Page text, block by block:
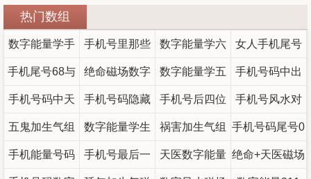
线
后真正起作用
的东西
医越多越好
吗？吉星也有 代表什么？数
字能量学深度
机号码中凶星
数字该如何调
热门数组
数字能量学手
机号码风水
手机号里那些
吸财与守财的
四位组合
数字能量学六
煞磁场，手机
号码是六煞能
量组合
女人手机尾号
的取舍 财运与
婚姻之间那条
容易被忽略的
线
手机尾号68与
婚姻运 数字背
后真正起作用
的东西
绝命磁场数字
介绍
数字能量学五
鬼磁场怎么化
解
手机号码中出
现104和607，
意味着什么？
手机号码中天
医越多越好
吗？吉星也有
手机号码隐藏
的运势秘密
手机号后四位
吉数对照表
手机号风水对
照表最全
五鬼加生气组
合
数字能量学生
（孩子）适合
祸害加生气组
合,数字能量祸
手机号码尾号0
好吗 尾数00的
手机能量号码 手机号最后一 天医数字能量 绝命+天医磁场